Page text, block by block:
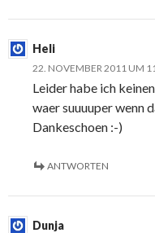
Heli
22. NOVEMBER 2011 UM
Leider habe ich
waer suuuuper wenn
Dankeschoen :-)
ANTWORTEN
Dunja